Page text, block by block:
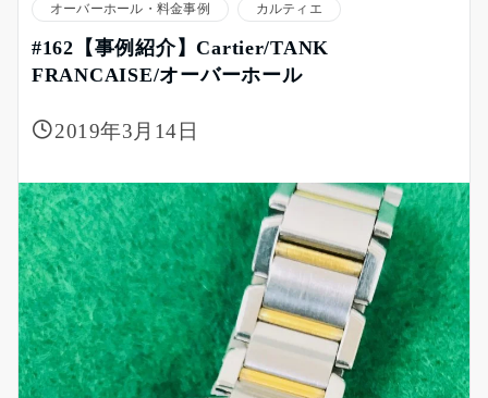
オーバーホール・料金事例 カルティエ
#162【事例紹介】Cartier/TANK
FRANCAISE/オーバーホール
2019年3月14日